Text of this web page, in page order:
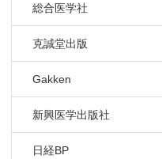
総合医学社
克誠堂出版
Gakken
新興医学出版社
日経BP